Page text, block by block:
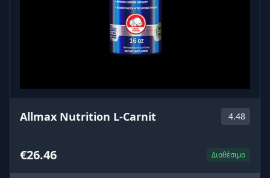
Allmax Nutrition L-Carnit 4.48
€26.46 Διαθέσιμο